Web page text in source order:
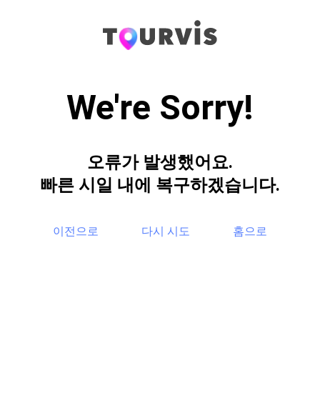
We're Sorry!
오류가 발생했어요.
빠른 시일 내에 복구하겠습니다.
이전으로 다시 시도 홈으로